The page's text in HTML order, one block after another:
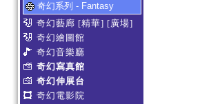
奇幻系列 - Fantasy
奇幻藝廊 [精華] [廣場]
奇幻繪圖館
奇幻音樂廳
奇幻寫真館
奇幻伸展台
奇幻電影院